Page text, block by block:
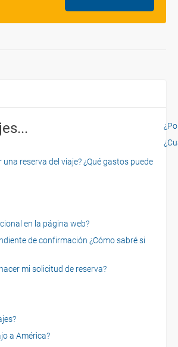
reserva del viaje? ¿Qué gastos puede
en la página web?
de confirmación ¿Cómo sabré si
mi solicitud de reserva?
a América?